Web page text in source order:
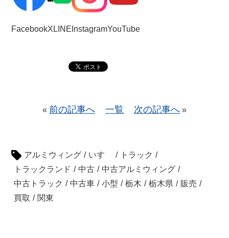
FacebookX LINE InstagramYouTube
« 前の記事へ 一覧 次の記事へ »
アルミウィング / いすゞ / トラック /
トラックランド / 中古 / 中古アルミウィング /
中古トラック / 中古車 / 小型 / 栃木 / 栃木県 / 販売 /
買取 / 関東